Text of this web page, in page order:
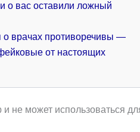
о вас оставили ложный
о врачах противоречивы —
от настоящих
может использоваться